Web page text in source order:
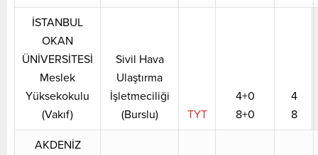
İSTANBUL
OKAN
ÜNİVERSİTESİ
Meslek
Yüksekokulu
(Vakıf)
Sivil Hava
Ulaştırma
İşletmeciliği
(Burslu)
TYT
4+0
8+0
4
8
AKDENİZ